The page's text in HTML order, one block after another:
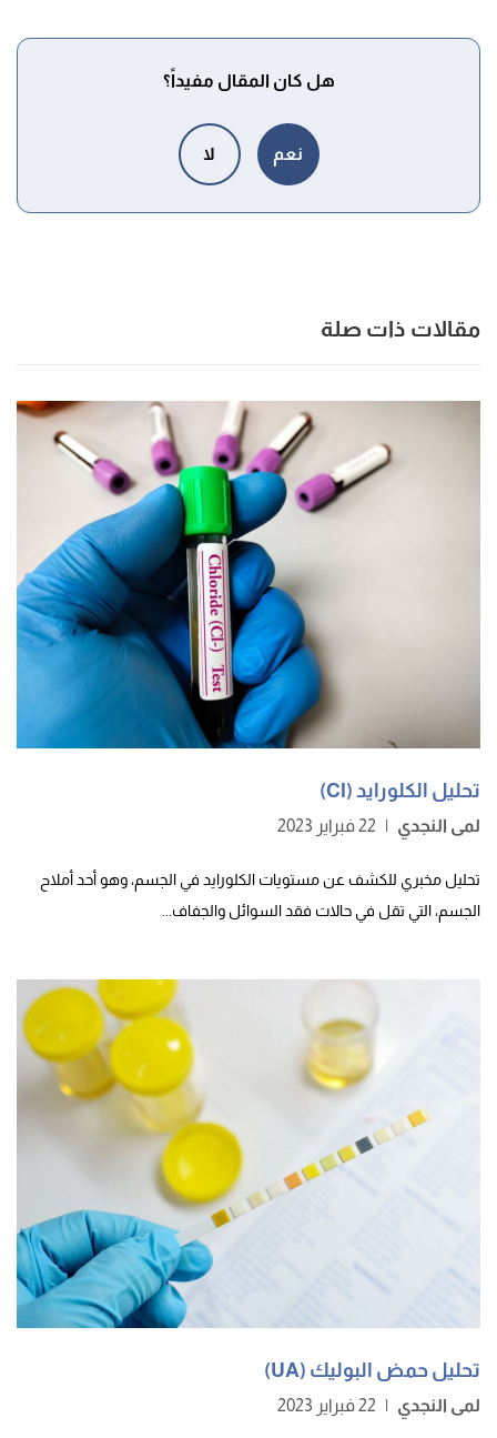
هل كان المقال مفيداً؟
نعم لا
مقالات ذات صلة
تحليل الكلورايد (Cl)
لمى النجدي | 22 فبراير 2023
تحليل مخبري للكشف عن مستويات الكلورايد في الجسم، وهو أحد أملاح
الجسم، التي تقل في حالات فقد السوائل والجفاف...
تحليل حمض البوليك (UA)
لمى النجدي | 22 فبراير 2023